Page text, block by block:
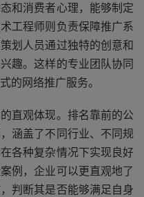
和消费者心理，能够制定
工程师则负责保障推广系
划人员通过独特的创意和
趣。这样的专业团队协同
的网络推广服务。
直观体现。排名靠前的公
涵盖了不同行业、不同规
各种复杂情况下实现良好
例，企业可以更直观地了
判断其是否能够满足自身